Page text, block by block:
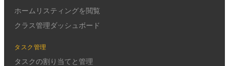
ホームリスティングを閲覧
クラス管理ダッシュボード
タスク管理
タスクの割り当てと管理